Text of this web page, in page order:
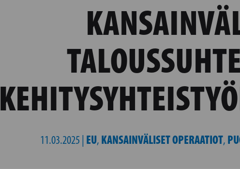
11.03.2025 | EU, KANSAINVÄLISET OPERAATIOT,